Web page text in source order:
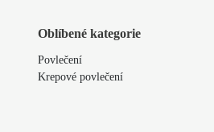
Oblíbené kategorie
Povlečení
Krepové povlečení